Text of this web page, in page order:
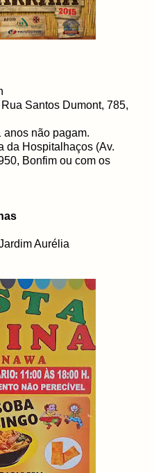
Santos Dumont, 785,
anos não pagam.
da Hospitalhaços (Av.
Bonfim ou com os
Aurélia